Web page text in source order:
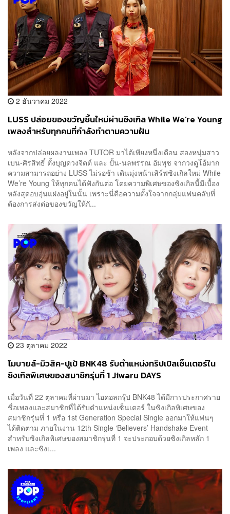
2 ธันวาคม 2022
LUSS ปล่อยของขวัญชิ้นใหม่ผ่านซิงเกิล While We’re Young
เพลงสำหรับทุกคนที่กำลังทำตามความฝัน
หลังจากปล่อยผลงานเพลง TUTOR มาได้เพียงหนึ่งเดือน สองหนุ่มสาว
เบน-ศิรสิทธิ์ ตั้งบุญดวงจิตต์ และ ปั้น-นลพรรณ อัมพุช จากวงดูโอ้มาก
ความสามารถอย่าง LUSS ไม่รอช้า เดินมุ่งหน้าเสิร์ฟซิงเกิลใหม่ While
We’re Young ให้ทุกคนได้ฟังกันต่อ โดยความพิเศษของซิงเกิลนี้มีเบื้อง
หลังสุดอบอุ่นแฝงอยู่ในนั้น เพราะนี่คือความตั้งใจจากกลุ่มแฟนคลับที่
ต้องการส่งต่อของขวัญให้กั...
23 ตุลาคม 2022
โมบายล์-มิวสิค-ปูเป้ BNK48 รับตำแหน่งทริปเปิลเซ็นเตอร์ใน
ซิงเกิลพิเศษของสมาชิกรุ่นที่ 1 Jiwaru DAYS
เมื่อวันที่ 22 ตุลาคมที่ผ่านมา ไอดอลกรุ๊ป BNK48 ได้มีการประกาศราย
ชื่อเพลงและสมาชิกที่ได้รับตำแหน่งเซ็นเตอร์ ในซิงเกิลพิเศษของ
สมาชิกรุ่นที่ 1 หรือ 1st Generation Special Single ออกมาให้แฟนๆ
ได้ติดตาม ภายในงาน 12th Single ‘Believers’ Handshake Event
สำหรับซิงเกิลพิเศษของสมาชิกรุ่นที่ 1 จะประกอบด้วยซิงเกิลหลัก 1
เพลง และซิงเ...